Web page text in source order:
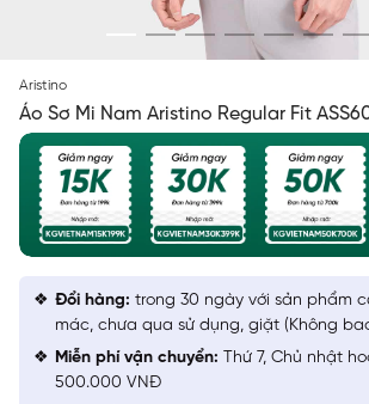
Aristino
Áo Sơ Mi Nam Aristino Regular Fit
Đổi hàng: trong 30 ngày với sản phẩm
mác, chưa qua sử dụng, giặt (Không
Miễn phí vận chuyển: Thứ 7, Chủ nhật
500.000 VNĐ